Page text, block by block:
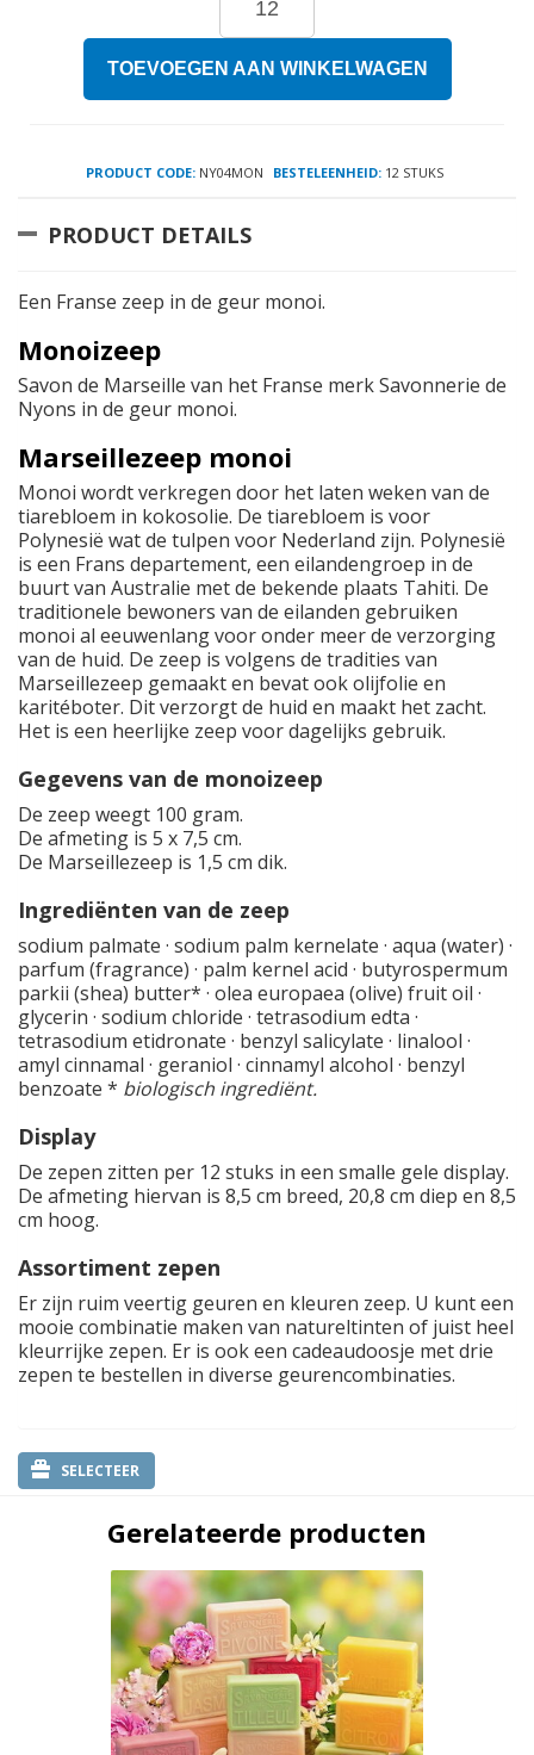
TOEVOEGEN AAN WINKELWAGEN
PRODUCT CODE:NY04MON BESTELEENHEID:12 STUKS
PRODUCT DETAILS
Een Franse zeep in de geur monoi.
Monoizeep
Savon de Marseille van het Franse merk Savonnerie de
Nyons in de geur monoi.
Marseillezeep monoi
Monoi wordt verkregen door het laten weken van de
tiarebloem in kokosolie. De tiarebloem is voor
Polynesië wat de tulpen voor Nederland zijn. Polynesië
is een Frans departement, een eilandengroep in de
buurt van Australie met de bekende plaats Tahiti. De
traditionele bewoners van de eilanden gebruiken
monoi al eeuwenlang voor onder meer de verzorging
van de huid. De zeep is volgens de tradities van
Marseillezeep gemaakt en bevat ook olijfolie en
karitéboter. Dit verzorgt de huid en maakt het zacht.
Het is een heerlijke zeep voor dagelijks gebruik.
Gegevens van de monoizeep
De zeep weegt 100 gram.
De afmeting is 5 x 7,5 cm.
De Marseillezeep is 1,5 cm dik.
Ingrediënten van de zeep
sodium palmate · sodium palm kernelate · aqua (water) ·
parfum (fragrance) · palm kernel acid · butyrospermum
parkii (shea) butter* · olea europaea (olive) fruit oil ·
glycerin · sodium chloride · tetrasodium edta ·
tetrasodium etidronate · benzyl salicylate · linalool ·
amyl cinnamal · geraniol · cinnamyl alcohol · benzyl
benzoate * biologisch ingrediënt.
Display
De zepen zitten per 12 stuks in een smalle gele display.
De afmeting hiervan is 8,5 cm breed, 20,8 cm diep en 8,5
cm hoog.
Assortiment zepen
Er zijn ruim veertig geuren en kleuren zeep. U kunt een
mooie combinatie maken van natureltinten of juist heel
kleurrijke zepen. Er is ook een cadeaudoosje met drie
zepen te bestellen in diverse geurencombinaties.
SELECTEER
Gerelateerde producten